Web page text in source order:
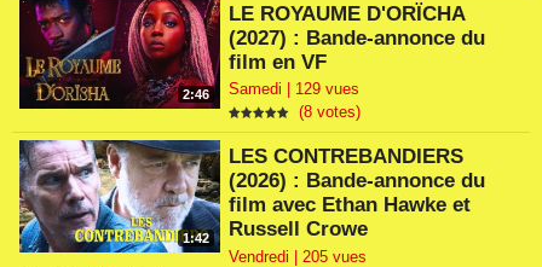
2:46
LE ROYAUME D'ORÏCHA
(2027) : Bande-annonce du
film en VF
Samedi | 129 vues
(8 votes)
1:42
LES CONTREBANDIERS
(2026) : Bande-annonce du
film avec Ethan Hawke et
Russell Crowe
Vendredi | 205 vues